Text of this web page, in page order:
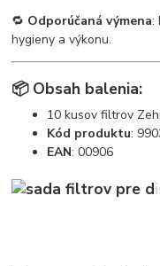
🔁 Odporúčaná výmena:
hygieny a výkonu.
📦 Obsah balenia:
10 kusov filtrov
Kód produktu:
EAN: 00906